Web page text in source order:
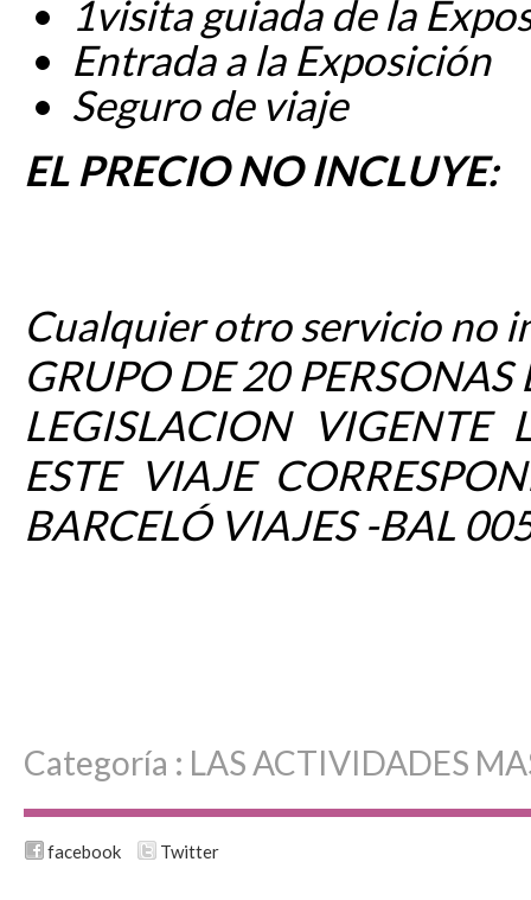
1visita guiada de la
Entrada a la Exposición
Seguro de viaje
EL PRECIO NO INCLUYE:
Cualquier otro servicio no
GRUPO DE 20
LEGISLACION VIGENTE
ESTE VIAJE
BARCELÓ VIAJES -BAL
Categoría : LAS ACTIVIDADES
facebook Twitter